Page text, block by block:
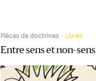
Pièces de doctrines Livres
Entre sens et non-sens